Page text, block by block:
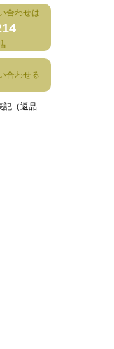
合わせは
合わせる
記（返品